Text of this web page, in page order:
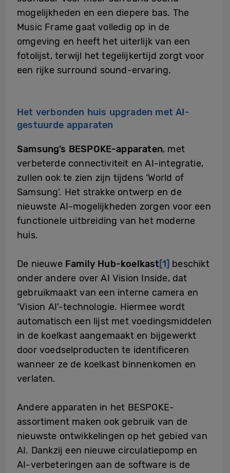
mogelijkheden en een diepere bas. The
Music Frame gaat volledig op in de
omgeving en heeft het uiterlijk van een
fotolijst, terwijl het tegelijkertijd zorgt voor
een rijke surround sound-ervaring.
Het verbonden huis upgraden met AI-
gestuurde apparaten
Samsung’s BESPOKE-apparaten, met
verbeterde connectiviteit en AI-integratie,
zullen ook te zien zijn tijdens ‘World of
Samsung’. Het strakke ontwerp en de
nieuwste AI-mogelijkheden zorgen voor een
functionele uitbreiding van het moderne
huis.
De nieuwe Family Hub-koelkast[1] beschikt
onder andere over AI Vision Inside, dat
gebruikmaakt van een interne camera en
‘Vision AI’-technologie. Hiermee wordt
automatisch een lijst met voedingsmiddelen
in de koelkast aangemaakt en bijgewerkt
door voedselproducten te identificeren
wanneer ze de koelkast binnenkomen en
verlaten.
Andere apparaten in het BESPOKE-
assortiment maken ook gebruik van de
nieuwste ontwikkelingen op het gebied van
AI. Dankzij een nieuwe circulatiepomp en
AI-verbeteringen aan de software is de